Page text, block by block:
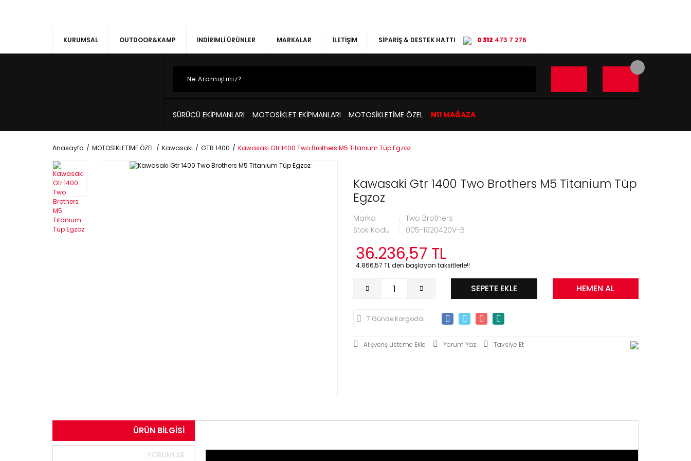
KURUMSAL OUTDOOR&KAMP İNDİRİMLİ ÜRÜNLER MARKALAR İLETİŞİM SİPARİŞ & DESTEK HATTI 0 312 473 7 276
SÜRÜCÜ EKİPMANLARI MOTOSİKLET EKİPMANLARI MOTOSİKLETİME ÖZEL N11 MAĞAZA
Anasayfa MOTOSİKLETİME ÖZEL Kawasaki GTR 1400 Kawasaki Gtr 1400 Two Brothers M5 Titanium Tüp Egzoz
Kawasaki Gtr 1400 Two Brothers M5 Titanium Tüp
Egzoz
Marka
Two Brothers
Stok Kodu
005-1920420V-B
36.236,57 TL
4.866,57 TL den başlayan taksitlerle!!
SEPETE EKLE HEMEN AL
7 Günde Kargoda
Yorum Yaz Tavsiye Et
ÜRÜN BILGISI
YORUMLAR